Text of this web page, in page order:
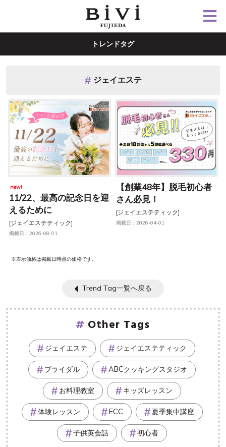
トレンドタグ
ジェイエステ
new!
11/22、最高の記念日を迎
えるために
[ジェイエステティック]
掲載日：2026-08-01
【創業48年】脱毛初心者
さん必見！
[ジェイエステティック]
掲載日：2026-04-01
※表示価格は掲載日時点の価格です。
Trend Tag一覧へ戻る
Other Tags
ジェイエステ ジェイエステティック
ブライダル ABCクッキングスタジオ
お料理教室 キッズレッスン
体験レッスン ECC 夏季集中講座
子供英会話 初心者